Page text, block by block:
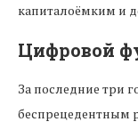
капиталоёмким и
Цифровой
За последние три
беспрецедентным